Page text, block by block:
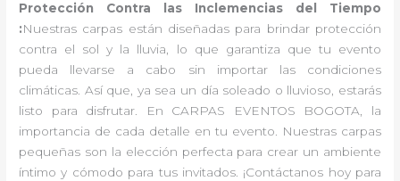
Protección Contra las Inclemencias del Tiempo
:Nuestras carpas están diseñadas para brindar protección
contra el sol y la lluvia, lo que garantiza que tu evento
pueda llevarse a cabo sin importar las condiciones
climáticas. Así que, ya sea un día soleado o lluvioso, estarás
listo para disfrutar. En CARPAS EVENTOS BOGOTA, la
importancia de cada detalle en tu evento. Nuestras carpas
pequeñas son la elección perfecta para crear un ambiente
íntimo y cómodo para tus invitados. ¡Contáctanos hoy para